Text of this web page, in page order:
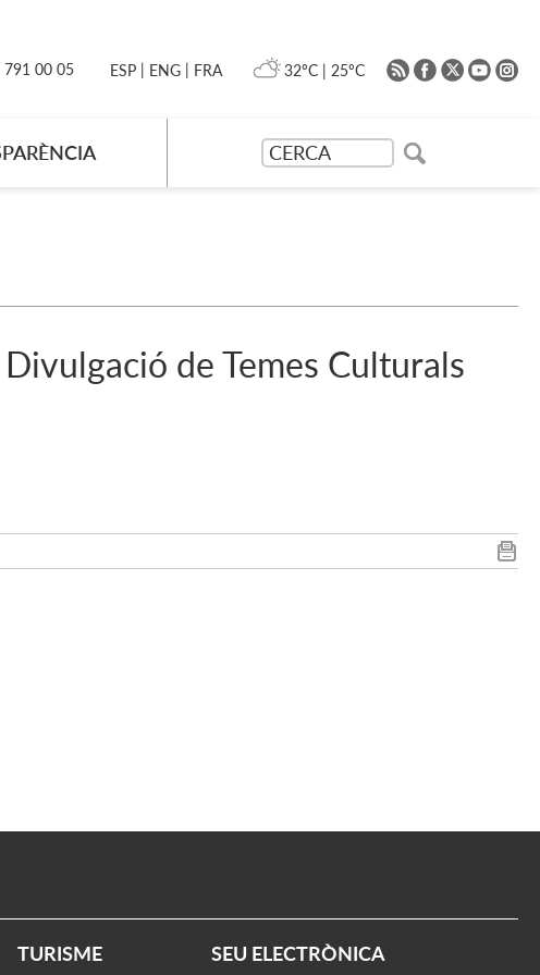
791 00 05 ESP | ENG | FRA 32ºC | 25ºC
de Temes Culturals
TURISME SEU ELECTRÒNICA